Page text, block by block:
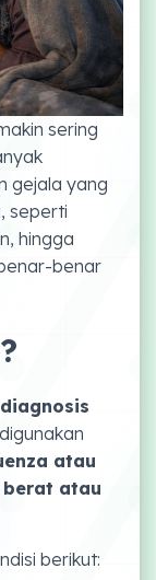
sering
gejala yang
seperti
hingga
benar
atau
atau
berikut: